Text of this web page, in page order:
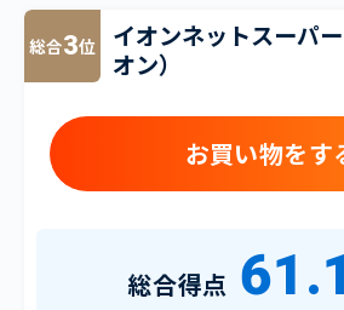
総合3位
イオンネットスーパ
オン）
お買い物をす
総合得点